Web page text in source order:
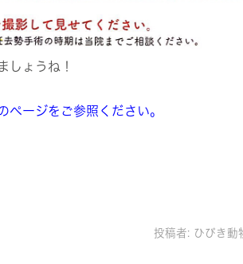
しょうね！
ページをご参照ください。
投稿者: ひびき動